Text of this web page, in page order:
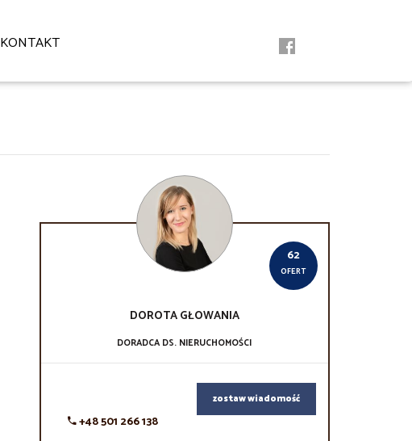
KONTAKT
62
OFERT
DOROTAGŁOWANIA
DORADCA DS. NIERUCHOMOŚCI
+48 501 266 138
zostaw wiadomość